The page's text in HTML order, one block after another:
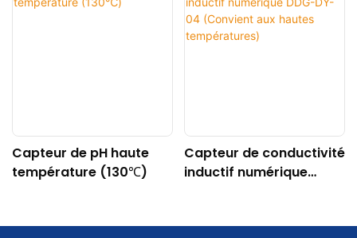
Capteur de pH haute
température (130℃)
Capteur de conductivité
inductif numérique
températures)